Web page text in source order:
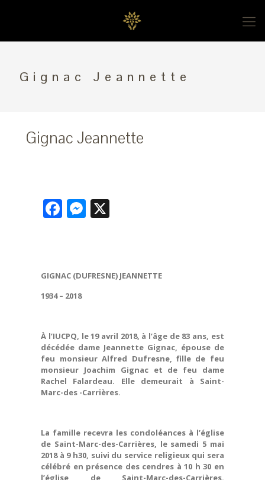
Gignac Jeannette
Gignac Jeannette
Facebook
Messenger
GIGNAC (DUFRESNE) JEANNETTE
1934 – 2018
À l’IUCPQ, le 19 avril 2018, à l’âge de 83 ans, est
décédée dame Jeannette Gignac, épouse de
feu monsieur Alfred Dufresne, fille de feu
monsieur Joachim Gignac et de feu dame
Rachel Falardeau. Elle demeurait à Saint-
Marc-des -Carrières.
La famille recevra les condoléances à l’église
de Saint-Marc-des-Carrières, le samedi 5 mai
2018 à 9 h30, suivi du service religieux qui sera
célébré en présence des cendres à 10 h 30 en
l’église de Saint-Marc-des-Carrières.